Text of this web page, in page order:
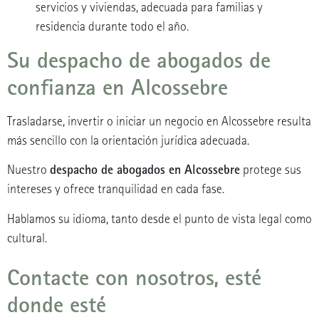
servicios y viviendas, adecuada para familias y
residencia durante todo el año.
Su despacho de abogados de
confianza en Alcossebre
Trasladarse, invertir o iniciar un negocio en Alcossebre resulta
más sencillo con la orientación jurídica adecuada.
Nuestro despacho de abogados en Alcossebre protege sus
intereses y ofrece tranquilidad en cada fase.
Hablamos su idioma, tanto desde el punto de vista legal como
cultural.
Contacte con nosotros, esté
donde esté